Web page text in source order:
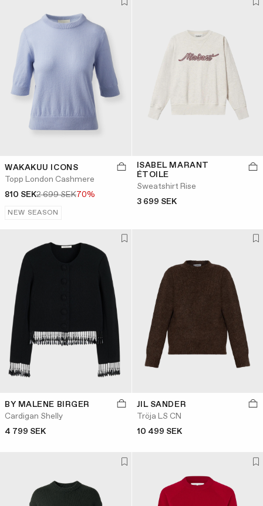
WAKAKUU ICONS
Topp London Cashmere
810 SEK2 699 SEK70%
NEW SEASON
ISABEL MARANT
ÉTOILE
Sweatshirt Rise
3 699 SEK
BY MALENE BIRGER
Cardigan Shelly
4 799 SEK
JIL SANDER
Tröja LS CN
10 499 SEK